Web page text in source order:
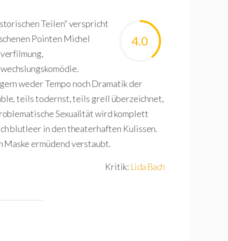
4.0
Teilen“ verspricht
Pointen Michel
weder Tempo noch Dramatik der
teils todernst, teils grell überzeichnet,
Sexualität wird komplett
blutleer in den theaterhaften Kulissen.
ermüdend verstaubt.
Kritik: Lida Bach